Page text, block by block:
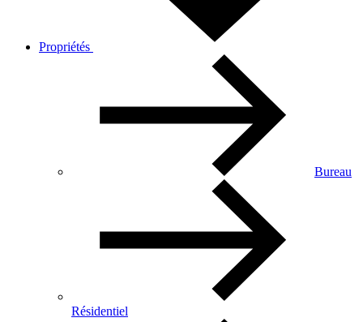
Propriétés
Bureau
Résidentiel